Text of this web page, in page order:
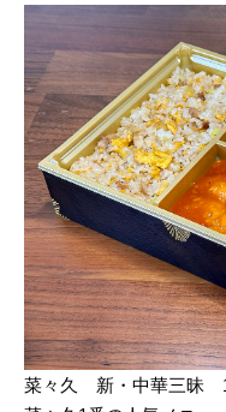
菜々久 新・中華三昧